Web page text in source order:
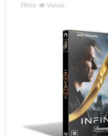
Filme
Views